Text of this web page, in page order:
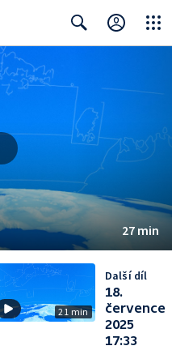
27 min
21 min
Další díl
18.
července
2025
17:33